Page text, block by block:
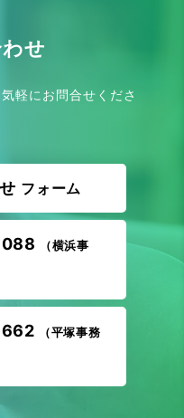
せ
軽にお問合せくださ
フォーム
（横浜事
（平塚事務